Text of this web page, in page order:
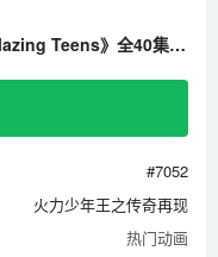
国产动画片《火力少年王之传奇再现 Blazing Teens》全40集 国语中字 1080P/MP4/6.68G 百度云网盘下载
#7052
火力少年王之传奇再现
热门动画